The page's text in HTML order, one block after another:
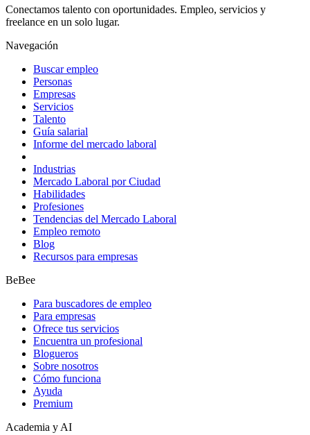
Conectamos talento con oportunidades. Empleo, servicios y
freelance en un solo lugar.
Navegación
Buscar empleo
Personas
Empresas
Servicios
Talento
Guía salarial
Informe del mercado laboral
Industrias
Mercado Laboral por Ciudad
Habilidades
Profesiones
Tendencias del Mercado Laboral
Empleo remoto
Blog
Recursos para empresas
BeBee
Para buscadores de empleo
Para empresas
Ofrece tus servicios
Encuentra un profesional
Blogueros
Sobre nosotros
Cómo funciona
Ayuda
Premium
Academia y AI